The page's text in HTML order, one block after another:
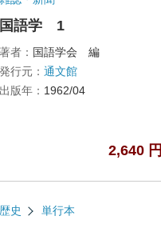
国語学 1
著者： 国語学会 編
発行元： 通文館
出版年： 1962/04
2,640 円
歴史 単行本